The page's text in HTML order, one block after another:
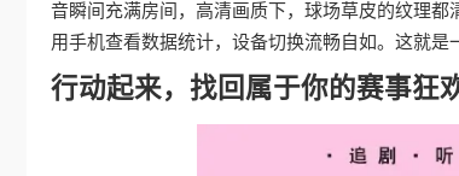
音瞬间充满房间，高清画质下，球场草皮的纹理
用手机查看数据统计，设备切换流畅自如。这就
行动起来，找回属于你的赛事狂